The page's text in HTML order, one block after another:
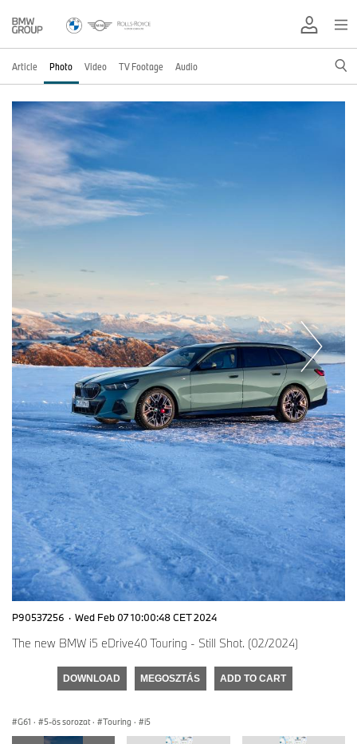
Article Photo Video TV Footage Audio
P90537256 · Wed Feb 07 10:00:48 CET 2024
The new BMW i5 eDrive40 Touring - Still Shot. (02/2024)
DOWNLOAD MEGOSZTÁS ADD TO CART
G61 · 5-ös sorozat · Touring · i5